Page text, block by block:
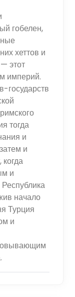
гобелен,
хеттов и
этот
империй.
государств
тогда
и
и
и
начало
Турция
и